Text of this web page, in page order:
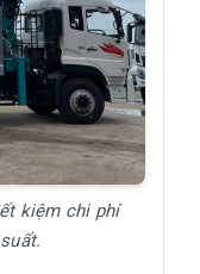
kiệm chi phí